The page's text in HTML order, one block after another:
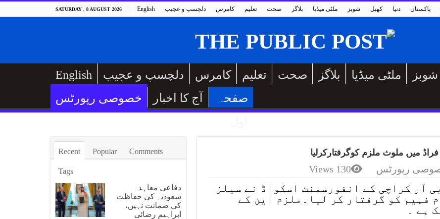
SATURDAY , 8 AUGUST 2026 English دلچسپ و عجیب کامرس تعلیم صحت بلاگز ملٹی میڈیا شوبز کھیل دنیا پاکستان
English دلچسپ و عجیب کامرس تعلیم صحت بلاگز ملٹی میڈیا شوبز
خصوصی رپورٹس
آج کا اخبار
صفحہ
میں ملوث ملزم کوگرفتارکرلیا
رپورٹس 130 Views
آر کراچی کے انفورسمنٹ اسکواڈ نے سیلز
فہیم کو گرفتار کر لیا۔ملزم این کے
ہے ۔
Recent Popular Comments
Tags
دفاعی معاہدہ
سعودیہ کی حفاظت
کی ضمانت نہیں،
ابراہیم رضائی